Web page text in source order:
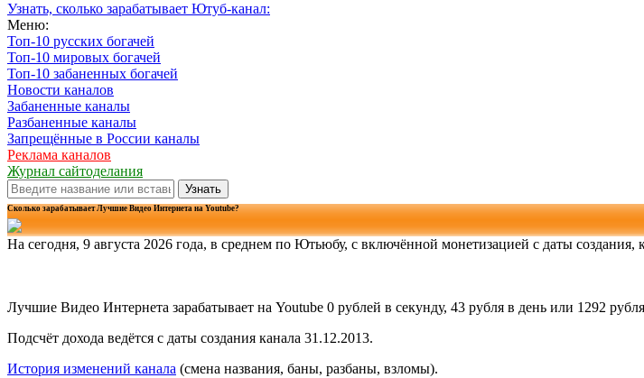
Узнать, сколько зарабатывает Ютуб-канал:
Меню:
Топ-10 русских богачей
Топ-10 мировых богачей
Топ-10 забаненных богачей
Новости каналов
Забаненные каналы
Разбаненные каналы
Запрещённые в России каналы
Реклама каналов
Журнал сайтоделания
Узнать
Сколько зарабатывает Лучшие Видео Интернета на Youtube?
На сегодня, 9 августа 2026 года, в среднем по Ютьюбу, с включённой монетизацией с даты создания,
Лучшие Видео Интернета зарабатывает на Youtube 0 рублей в секунду, 43 рубля в день или 1292
Подсчёт дохода ведётся с даты создания канала 31.12.2013.
История изменений канала (смена названия, баны, разбаны, взломы).